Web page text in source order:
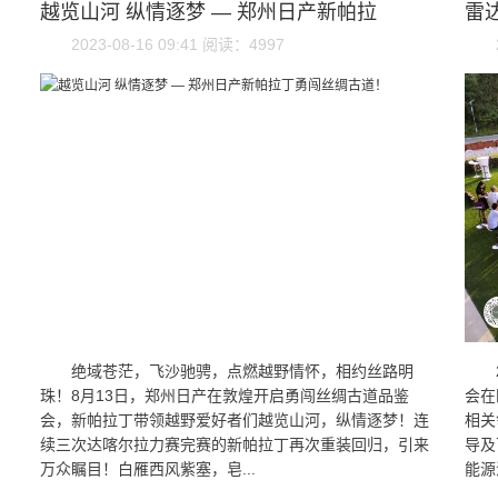
越览山河 纵情逐梦 — 郑州日产新帕拉
2023-08-16 09:41 阅读：4997
绝域苍茫，飞沙驰骋，点燃越野情怀，相约丝路明
珠！8月13日，郑州日产在敦煌开启勇闯丝绸古道品鉴
会，新帕拉丁带领越野爱好者们越览山河，纵情逐梦！连
续三次达喀尔拉力赛完赛的新帕拉丁再次重装回归，引来
万众瞩目！白雁西风紫塞，皂...
雷
会
相
导
能